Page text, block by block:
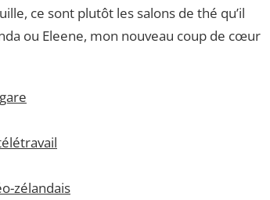
ce sont plutôt les salons de thé qu’il
ou Eleene, mon nouveau coup de cœur
zélandais